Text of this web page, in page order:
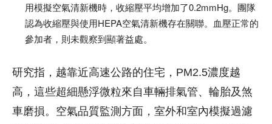
用模擬空氣清新機時，收縮壓平均增加了0.2mmHg。團隊
認為收縮壓與使用HEPA空氣清新機存在關聯。血壓正常的
參加者，則未觀察到顯著益處。
研究指，越靠近高速公路的住宅，PM2.5濃度越
高，這些超細懸浮微粒來自車輛排氣管、輪胎及煞
車磨損。空氣品質監測方面，室外和室內模擬過濾